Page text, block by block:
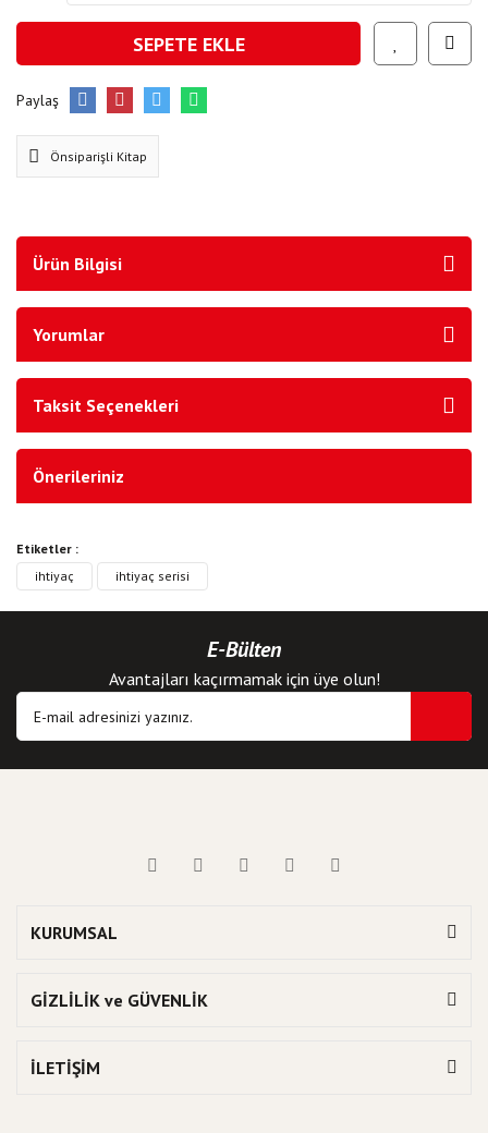
SEPETE EKLE
Paylaş
Önsiparişli Kitap
Ürün Bilgisi
Yorumlar
Taksit Seçenekleri
Önerileriniz
Etiketler :
ihtiyaç
ihtiyaç serisi
E-Bülten
Avantajları kaçırmamak için üye olun!
KURUMSAL
GİZLİLİK ve GÜVENLİK
İLETİŞİM